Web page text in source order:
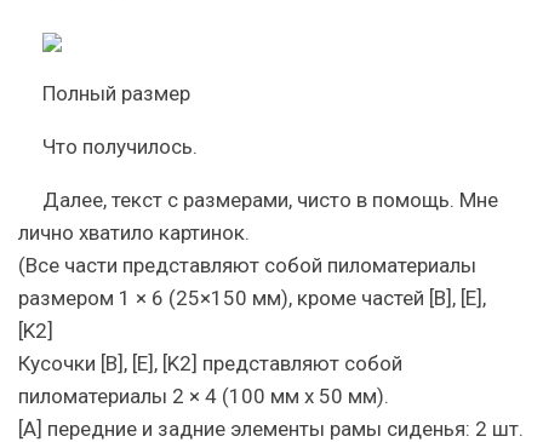
Полный размер
Что получилось.
Далее, текст с размерами, чисто в помощь. Мне
лично хватило картинок.
(Все части представляют собой пиломатериалы
размером 1 × 6 (25×150 мм), кроме частей [B], [E],
[K2]
Кусочки [B], [E], [K2] представляют собой
пиломатериалы 2 × 4 (100 мм x 50 мм).
[A] передние и задние элементы рамы сиденья: 2 шт.